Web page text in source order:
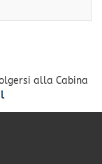
alla Cabina